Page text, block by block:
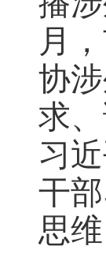
月
协
求
习
干
思